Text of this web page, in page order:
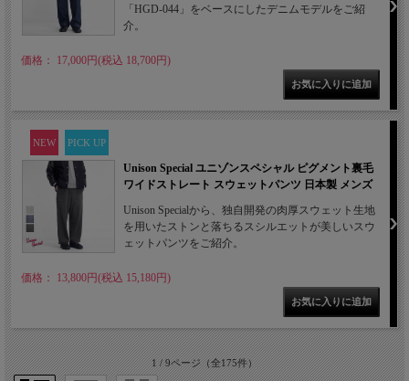
「HGD-044」をベースにしたデニムモデルをご紹
介。
価格： 17,000円(税込 18,700円)
NEW PICK UP
Unison Special ユニゾンスペシャル ピグメント裏毛
ワイドストレート スウェットパンツ 日本製 メンズ
Unison Specialから、独自開発の肉厚スウェット生地
を用いたストンと落ちるスシルエットが美しいスウ
ェットパンツをご紹介。
価格： 13,800円(税込 15,180円)
1 / 9ページ（全175件）